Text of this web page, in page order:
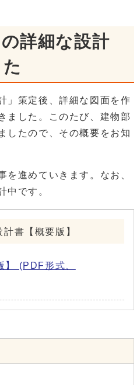
詳細な設計
」策定後、詳細な図面を作
ました。このたび、建物部
したので、その概要をお知
を進めていきます。なお、
中です。
書【概要版】
】 (PDF形式、